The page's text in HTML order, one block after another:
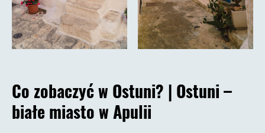
Co zobaczyć w Ostuni? | Ostuni –
białe miasto w Apulii